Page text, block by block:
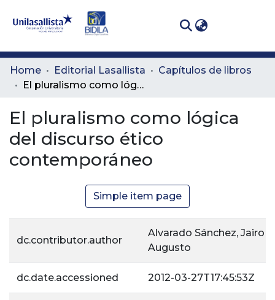
Communities
& Collections
All of DSpace
Statistics
Home Editorial Lasallista
Capítulos de libros
El pluralismo como lógica del discurso ético contemporáneo
El pluralismo como lógica
del discurso ético
contemporáneo
Simple item page
dc.contributor.author
Alvarado Sánchez, Jairo
Augusto
dc.date.accessioned 2012-03-27T17:45:53Z